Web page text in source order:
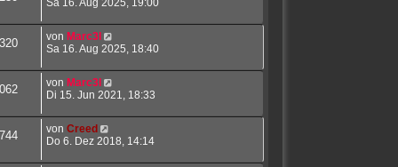
Sa 16. Aug 2025, 19:00
von Marc3l
Sa 16. Aug 2025, 18:40
von Marc3l
Di 15. Jun 2021, 18:33
von Creed
Do 6. Dez 2018, 14:14